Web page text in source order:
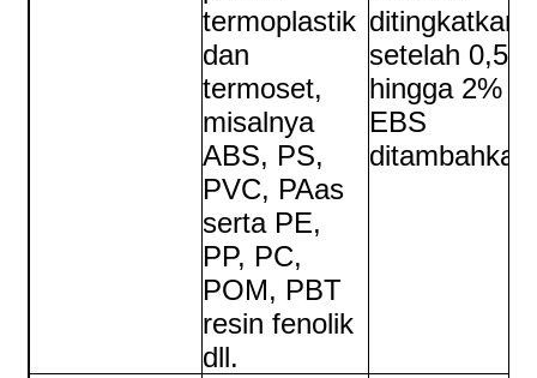
termoplastik
dan
termoset,
misalnya
ABS, PS,
PVC, PAas
serta PE,
PP, PC,
POM, PBT
resin fenolik
dll.
ditingkatkan
setelah 0,5%
hingga 2%
EBS